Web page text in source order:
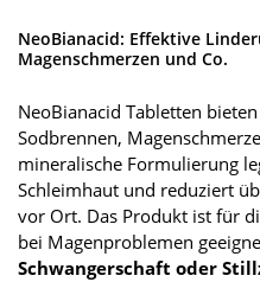
NeoBianacid: Effektive
Magenschmerzen und Co.
NeoBianacid Tabletten
Sodbrennen,
mineralische Formulierung
Schleimhaut und reduziert
vor Ort. Das Produkt ist für
bei Magenproblemen
Schwangerschaft oder